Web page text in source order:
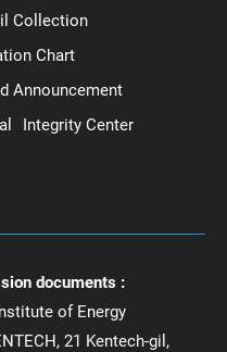
Collection
Chart
Announcement
Integrity Center
documents :
of Energy
21 Kentech-gil,